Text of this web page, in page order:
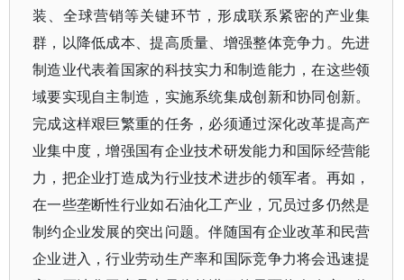
装、全球营销等关键环节，形成联系紧密的产业集
群，以降低成本、提高质量、增强整体竞争力。先进
制造业代表着国家的科技实力和制造能力，在这些领
域要实现自主制造，实施系统集成创新和协同创新。
完成这样艰巨繁重的任务，必须通过深化改革提高产
业集中度，增强国有企业技术研发能力和国际经营能
力，把企业打造成为行业技术进步的领军者。再如，
在一些垄断性行业如石油化工产业，冗员过多仍然是
制约企业发展的突出问题。伴随国有企业改革和民营
企业进入，行业劳动生产率和国际竞争力将会迅速提